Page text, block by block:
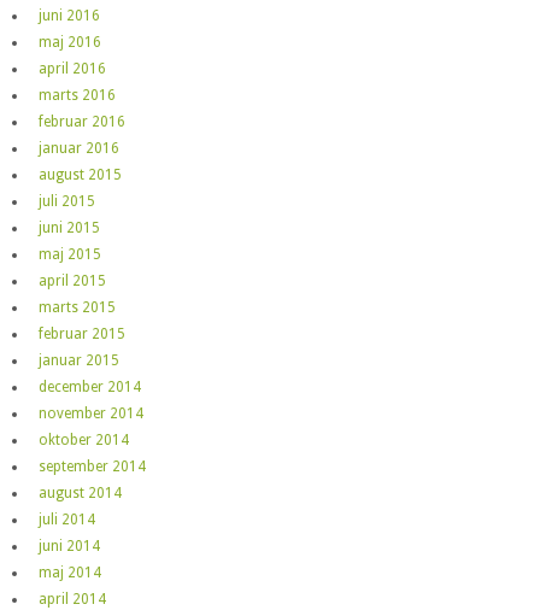
juni 2016
maj 2016
april 2016
marts 2016
februar 2016
januar 2016
august 2015
juli 2015
juni 2015
maj 2015
april 2015
marts 2015
februar 2015
januar 2015
december 2014
november 2014
oktober 2014
september 2014
august 2014
juli 2014
juni 2014
maj 2014
april 2014